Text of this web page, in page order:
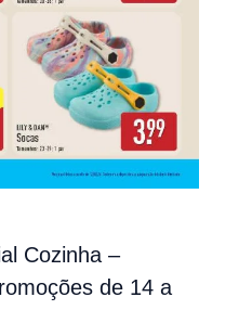
Cozinha –
de 14 a